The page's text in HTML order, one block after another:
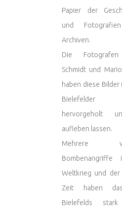
Papier der
und
Archiven.
Die Fotografen
Schmidt und
haben diese Bilder
Bielefelder
hervorgeholt
aufleben lassen.
Mehrere
Bombenangriffe
Weltkrieg und der
Zeit haben
Bielefelds stark